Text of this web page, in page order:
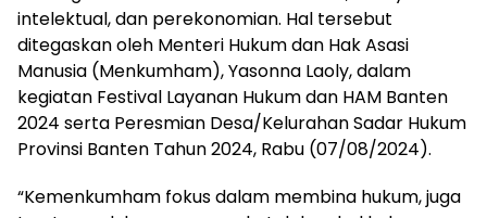
intelektual, dan perekonomian. Hal tersebut
ditegaskan oleh Menteri Hukum dan Hak Asasi
Manusia (Menkumham), Yasonna Laoly, dalam
kegiatan Festival Layanan Hukum dan HAM Banten
2024 serta Peresmian Desa/Kelurahan Sadar Hukum
Provinsi Banten Tahun 2024, Rabu (07/08/2024).
“Kemenkumham fokus dalam membina hukum, juga